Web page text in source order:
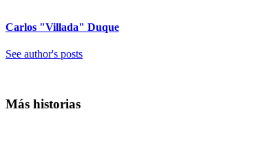
Carlos "Villada" Duque
See author's posts
Más historias